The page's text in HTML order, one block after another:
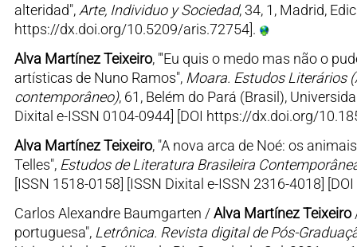
alteridad", Arte, Individuo y Sociedad, 34, 1, Madrid,
https://dx.doi.org/10.5209/aris.72754].
Alva Martínez Teixeiro, "'Eu quis o medo mas não o
artísticas de Nuno Ramos", Moara. Estudos Literários
contemporâneo), 61, Belém do Pará (Brasil),
Dixital e-ISSN 0104-0944] [DOI https://dx.doi.org/
Alva Martínez Teixeiro, "A nova arca de Noé: os
Telles", Estudos de Literatura Brasileira
[ISSN 1518-0158] [ISSN Dixital e-ISSN 2316-4018]
Carlos Alexandre Baumgarten /Alva Martínez Teixeiro
portuguesa", Letrônica. Revista digital de Pós-